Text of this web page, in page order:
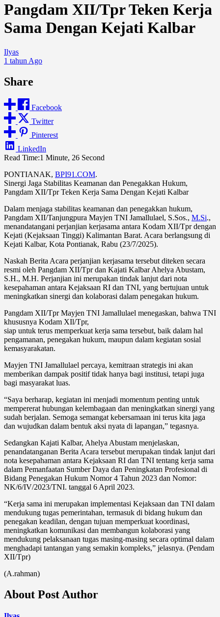
Pangdam XII/Tpr Teken Kerja
Sama Dengan Kejati Kalbar
Ilyas
1 tahun Ago
Share
Facebook
Twitter
Pinterest
LinkedIn
Read Time:1 Minute, 26 Second
PONTIANAK, BPI91.COM.
Sinergi Jaga Stabilitas Keamanan dan Penegakkan Hukum,
Pangdam XII/Tpr Teken Kerja Sama Dengan Kejati Kalbar
Dalam menjaga stabilitas keamanan dan penegakkan hukum,
Pangdam XII/Tanjungpura Mayjen TNI Jamallulael, S.Sos., M.Si.,
menandatangani perjanjian kerjasama antara Kodam XII/Tpr dengan
Kejati (Kejaksaan Tinggi) Kalimantan Barat. Acara berlangsung di
Kejati Kalbar, Kota Pontianak, Rabu (23/7/2025).
Naskah Berita Acara perjanjian kerjasama tersebut diteken secara
resmi oleh Pangdam XII/Tpr dan Kajati Kalbar Ahelya Abustam,
S.H., M.H. Perjanjian ini merupakan tindak lanjut dari nota
kesepahaman antara Kejaksaan RI dan TNI, yang bertujuan untuk
meningkatkan sinergi dan kolaborasi dalam penegakan hukum.
Pangdam XII/Tpr Mayjen TNI Jamallulael menegaskan, bahwa TNI
khususnya Kodam XIl/Tpr,
siap untuk terus memperkuat kerja sama tersebut, baik dalam hal
pengamanan, penegakan hukum, maupun dalam kegiatan sosial
kemasyarakatan.
Mayjen TNI Jamallulael percaya, kemitraan strategis ini akan
memberikan dampak positif tidak hanya bagi institusi, tetapi juga
bagi masyarakat luas.
“Saya berharap, kegiatan ini menjadi momentum penting untuk
mempererat hubungan kelembagaan dan meningkatkan sinergi yang
sudah berjalan. Semoga semangat kebersamaan ini terus kita jaga
dan wujudkan dalam bentuk aksi nyata di lapangan,” tegasnya.
Sedangkan Kajati Kalbar, Ahelya Abustam menjelaskan,
penandatanganan Berita Acara tersebut merupakan tindak lanjut dari
nota kesepahaman antara Kejaksaan RI dan TNI tentang kerja sama
dalam Pemanfaatan Sumber Daya dan Peningkatan Profesional di
Bidang Penegakan Hukum Nomor 4 Tahun 2023 dan Nomor:
NK/6/IV/2023/TNI. tanggal 6 April 2023.
“Kerja sama ini merupakan implementasi Kejaksaan dan TNI dalam
mendukung tugas pemerintahan, termasuk di bidang hukum dan
penegakan keadilan, dengan tujuan memperkuat koordinasi,
meningkatkan komunikasi dan membangun kolaborasi yang
mendukung pelaksanaan tugas masing-masing secara optimal dalam
menghadapi tantangan yang semakin kompleks,” jelasnya. (Pendam
XII/Tpr)
(A.rahman)
About Post Author